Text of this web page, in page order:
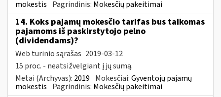
mokestis Pagrindinis: Mokesčių pakeitimai
14. Koks pajamų mokesčio tarifas bus taikomas
pajamoms iš paskirstytojo pelno
(dividendams)?
Web turinio sąrašas 2019-03-12
15 proc. - neatsižvelgiant į jų sumą.
Metai (Archyvas): 2019 Mokesčiai:Gyventojų pajamų
mokestis Pagrindinis: Mokesčių pakeitimai